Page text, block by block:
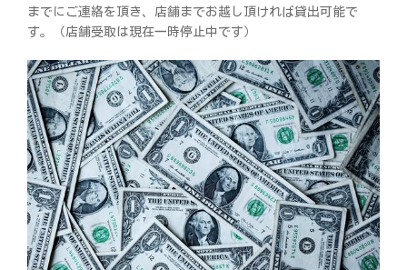
までにご連絡を頂き、店舗までお越し頂ければ貸出可能で
す。（店舗受取は現在一時停止中です）